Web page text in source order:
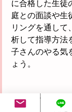
に合格した生徒
庭との面談や生
リングを通して
析して指導方法
子さんのやる気
ょう。
子どものやる気